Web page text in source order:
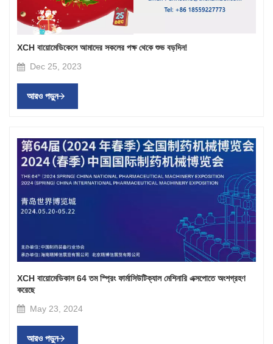
XCH বায়োমেডিকেলে আমাদের সকলের পক্ষ থেকে শুভ বড়দিন!
Dec 25, 2023
আরও পড়ুন
XCH বায়োমেডিকাল 64 তম স্প্রিং ফার্মাসিউটিক্যাল মেশিনারি এক্সপোতে অংশগ্রহণ
করেছে
May 23, 2024
আরও পড়ুন